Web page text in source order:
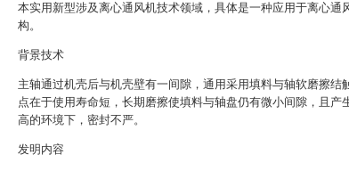
本实用新型涉及离心通风机技术领域，具体是一种应用于离心通
构。
背景技术
主轴通过机壳后与机壳壁有一间隙，通用采用填料与轴软磨擦结
点在于使用寿命短，长期磨擦使填料与轴盘仍有微小间隙，且产
高的环境下，密封不严。
发明内容